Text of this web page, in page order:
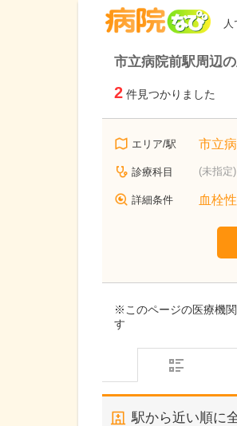
市立病院前駅周辺
2 件見つかりました
エリア/駅 市立
診療科目 (未指定)
詳細条件 血栓
※このページの医療機
す
駅から近い順に